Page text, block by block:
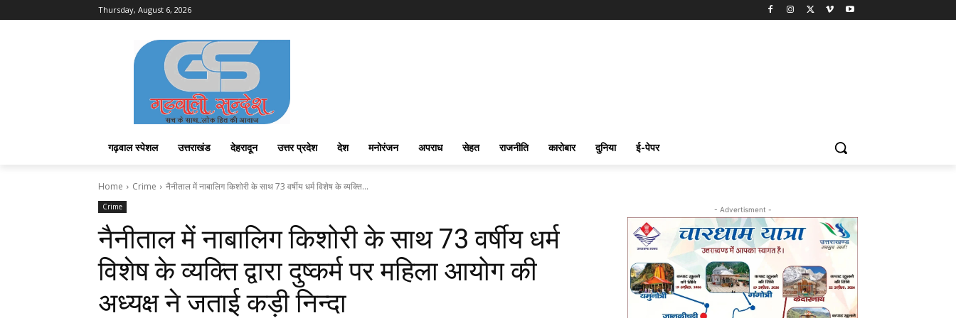
Thursday, August 6, 2026
गढ़वाल स्पेशल उत्तराखंड देहरादून उत्तर प्रदेश देश मनोरंजन अपराध सेहत राजनीति कारोबार दुनिया ई-पेपर
Home Crime नैनीताल में नाबालिग किशोरी के साथ 73 वर्षीय धर्म विशेष के व्यक्ति...
Crime
नैनीताल में नाबालिग किशोरी के साथ 73 वर्षीय धर्म
विशेष के व्यक्ति द्वारा दुष्कर्म पर महिला आयोग की
अध्यक्ष ने जताई कड़ी निन्दा
- Advertisment -